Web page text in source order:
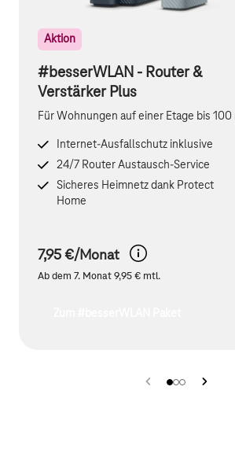
Aktion
#besserWLAN - Router &
Verstärker Plus
Für Wohnungen auf einer Etage bis 100
Internet-Ausfallschutz inklusive
24/7 Router Austausch-Service
Sicheres Heimnetz dank Protect
Home
7,95 €/Monat
Ab dem 7. Monat 9,95 € mtl.